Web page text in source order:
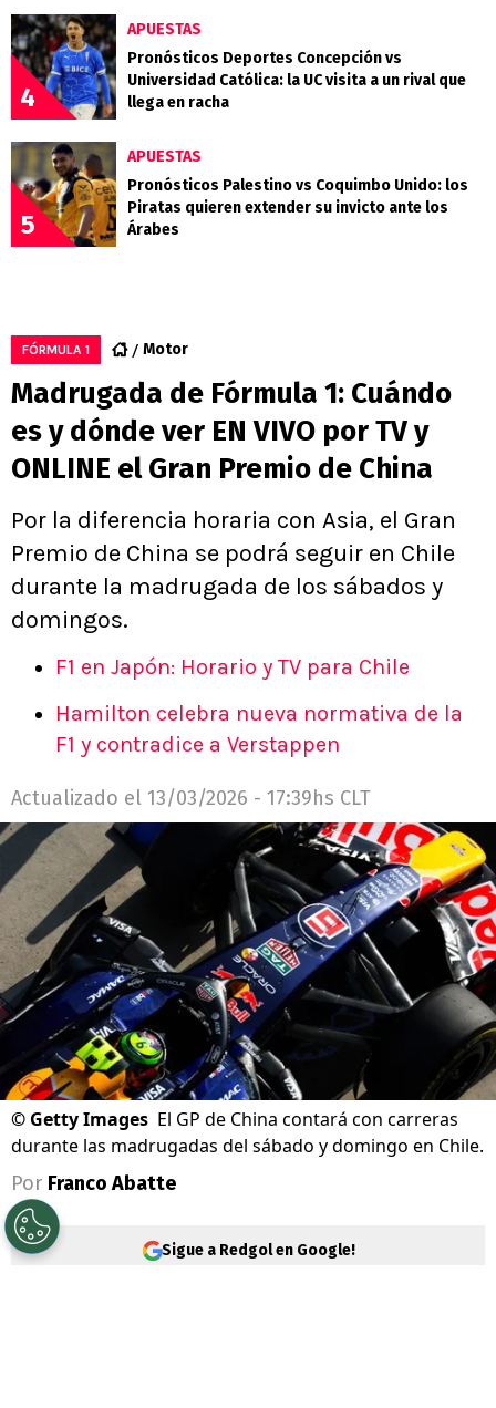
4
APUESTAS
Pronósticos Deportes Concepción vs
Universidad Católica: la UC visita a un rival que
llega en racha
5
APUESTAS
Pronósticos Palestino vs Coquimbo Unido: los
Piratas quieren extender su invicto ante los
Árabes
FÓRMULA 1 Motor
Madrugada de Fórmula 1: Cuándo
es y dónde ver EN VIVO por TV y
ONLINE el Gran Premio de China
Por la diferencia horaria con Asia, el Gran
Premio de China se podrá seguir en Chile
durante la madrugada de los sábados y
domingos.
F1 en Japón: Horario y TV para Chile
Hamilton celebra nueva normativa de la
F1 y contradice a Verstappen
Actualizado el 13/03/2026 - 17:39hs CLT
© Getty Images El GP de China contará con carreras
durante las madrugadas del sábado y domingo en Chile.
Por Franco Abatte
Sigue a Redgol en Google!